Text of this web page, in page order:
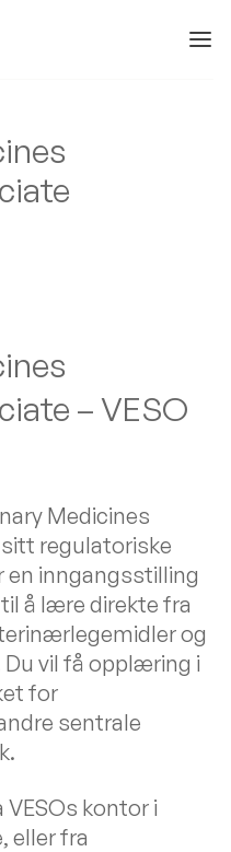
– VESO
Medicines
regulatoriske
inngangsstilling
å lære direkte fra
og
vil få opplæring i
for
sentrale
kontor i
eller fra